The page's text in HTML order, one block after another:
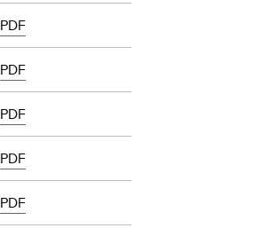
PDF
PDF
PDF
PDF
PDF